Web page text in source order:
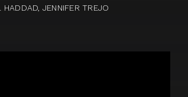
HADDAD, JENNIFER TREJO